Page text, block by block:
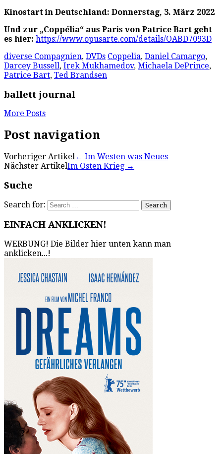
Kinostart in Deutschland: Donnerstag, 3. März 2022
Und zur „Coppélia“ aus Paris von Patrice Bart geht
es hier: https://www.opusarte.com/details/OABD7093D
diverse Compagnien, DVDs Coppelia, Daniel Camargo,
Darcey Bussell, Irek Mukhamedov, Michaela DePrince,
Patrice Bart, Ted Brandsen
ballett journal
More Posts
Post navigation
Vorheriger Artikel← Im Westen was Neues
Nächster ArtikelIm Osten Krieg →
Suche
Search for:
EINFACH ANKLICKEN!
WERBUNG! Die Bilder hier unten kann man
anklicken...!